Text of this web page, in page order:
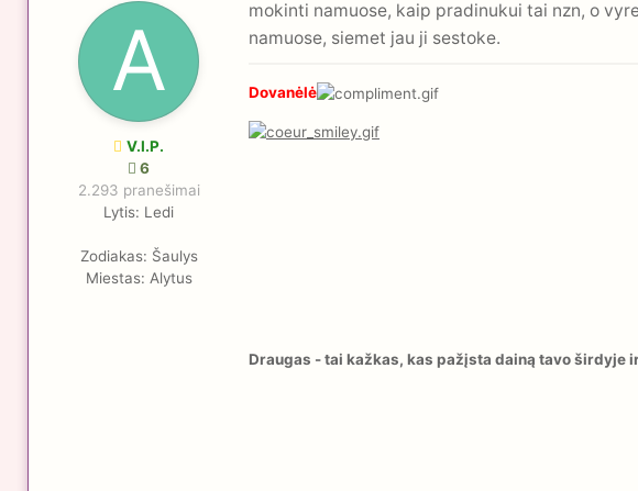
V.I.P.
6
2.293 pranešimai
Lytis: Ledi
Zodiakas: Šaulys
Miestas: Alytus
mokinti namuose, kaip pradinukui tai nzn, o
namuose, siemet jau ji sestoke.
Dovanėlė
Draugas - tai kažkas, kas pažįsta dainą tavo širdyje